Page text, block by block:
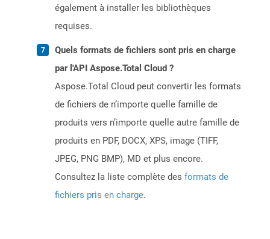
également à installer les bibliothèques
requises.
Quels formats de fichiers sont pris en charge
par l'API Aspose.Total Cloud ?
Aspose.Total Cloud peut convertir les formats
de fichiers de n’importe quelle famille de
produits vers n’importe quelle autre famille de
produits en PDF, DOCX, XPS, image (TIFF,
JPEG, PNG BMP), MD et plus encore.
Consultez la liste complète des formats de
fichiers pris en charge.